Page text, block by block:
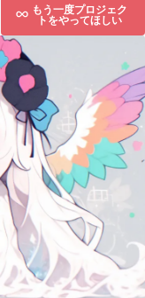
もう一度プロジェク
トをやってほしい